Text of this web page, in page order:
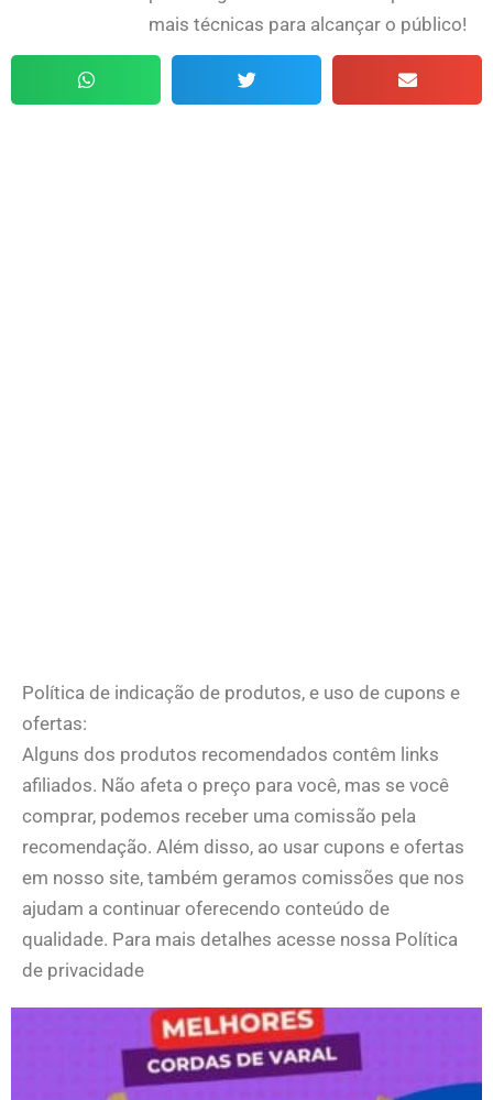
mais técnicas para alcançar o público!
Política de indicação de produtos, e uso de cupons e
ofertas:
Alguns dos produtos recomendados contêm links
afiliados. Não afeta o preço para você, mas se você
comprar, podemos receber uma comissão pela
recomendação. Além disso, ao usar cupons e ofertas
em nosso site, também geramos comissões que nos
ajudam a continuar oferecendo conteúdo de
qualidade. Para mais detalhes acesse nossa Política
de privacidade